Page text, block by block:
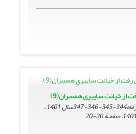
از خیانت سایبری همسران(9)
دوره 31، فروردین تا تیرماه344-345-346-347سال 1401 ،
20-20